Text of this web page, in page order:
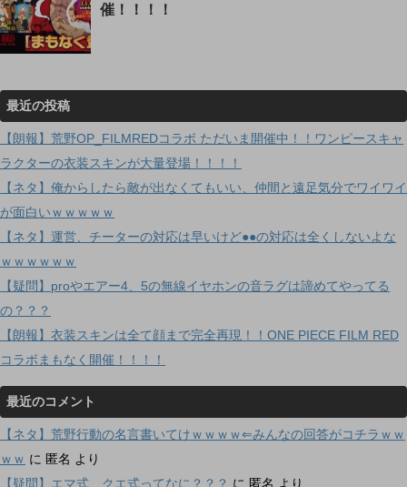
催！！！！
最近の投稿
【朗報】荒野OP_FILMREDコラボ ただいま開催中！！ワンピースキャ
ラクターの衣装スキンが大量登場！！！！
【ネタ】俺からしたら敵が出なくてもいい、仲間と遠足気分でワイワイ
が面白いｗｗｗｗｗ
【ネタ】運営、チーターの対応は早いけど●●の対応は全くしないよな
ｗｗｗｗｗｗ
【疑問】proやエアー4、5の無線イヤホンの音ラグは諦めてやってる
の？？？
【朗報】衣装スキンは全て顔まで完全再現！！ONE PIECE FILM RED
コラボまもなく開催！！！！
最近のコメント
【ネタ】荒野行動の名言書いてけｗｗｗｗ⇐みんなの回答がコチラｗｗ
ｗｗ に 匿名 より
【疑問】エマ式、クエ式ってなに？？？ に 匿名 より